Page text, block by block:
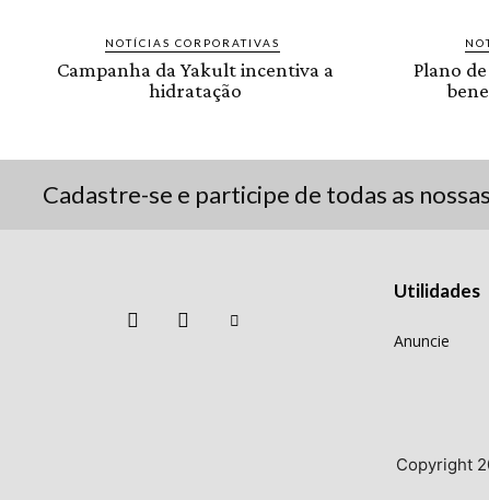
NOTÍCIAS CORPORATIVAS
Campanha da Yakult incentiva a
hidratação
Plano
Cadastre-se e participe de todas as
Utilidades
Anuncie
Copyright